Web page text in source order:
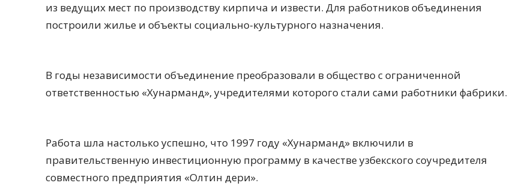
из ведущих мест по производству кирпича и извести. Для работников объединения
построили жилье и объекты социально-культурного назначения.
В годы независимости объединение преобразовали в общество с ограниченной
ответственностью «Хунарманд», учредителями которого стали сами работники фабрики.
Работа шла настолько успешно, что 1997 году «Хунарманд» включили в
правительственную инвестиционную программу в качестве узбекского соучредителя
совместного предприятия «Олтин дери».